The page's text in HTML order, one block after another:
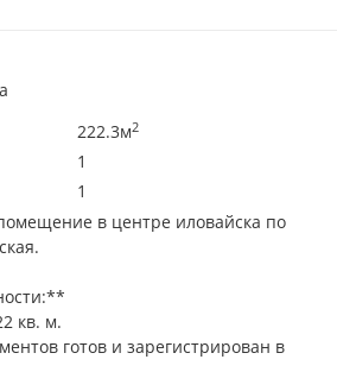
222.3м2
1
1
в центре иловайска по
кв. м.
готов и зарегистрирован в